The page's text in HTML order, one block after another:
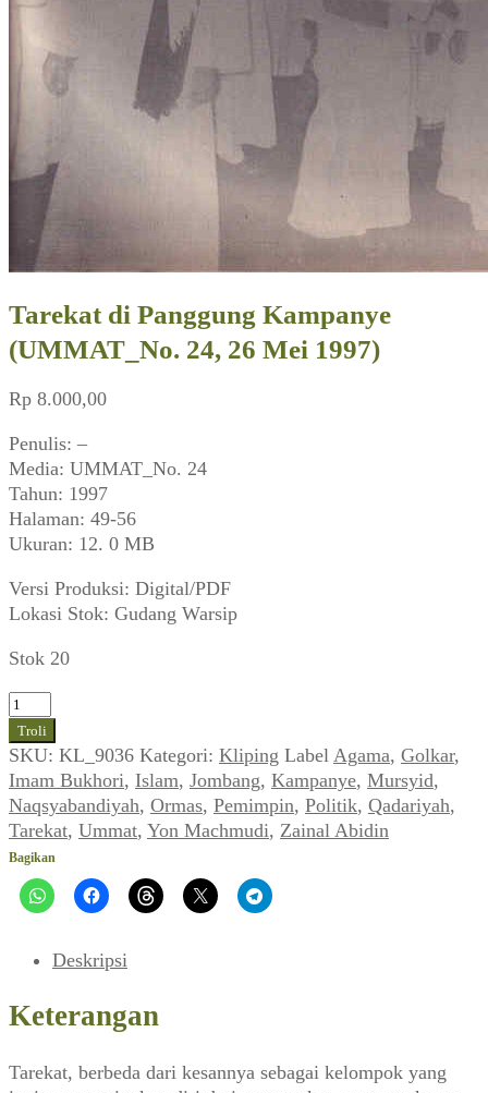
Tarekat di Panggung Kampanye
(UMMAT_No. 24, 26 Mei 1997)
Rp 8.000,00
Penulis: –
Media: UMMAT_No. 24
Tahun: 1997
Halaman: 49-56
Ukuran: 12. 0 MB
Versi Produksi: Digital/PDF
Lokasi Stok: Gudang Warsip
Stok 20
Kuantitas
Tarekat
di
Panggung
Kampanye
(UMMAT_No.
24,
26
Mei
Troli
SKU: KL_9036 Kategori: Kliping Label Agama, Golkar,
Imam Bukhori, Islam, Jombang, Kampanye, Mursyid,
Naqsyabandiyah, Ormas, Pemimpin, Politik, Qadariyah,
Tarekat, Ummat, Yon Machmudi, Zainal Abidin
Bagikan
Deskripsi
Keterangan
Tarekat, berbeda dari kesannya sebagai kelompok yang